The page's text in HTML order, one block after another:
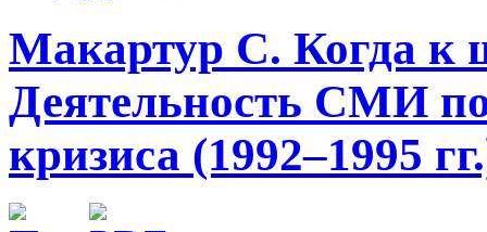
Макартур С. Когда к
Деятельность СМИ
кризиса (1992–1995